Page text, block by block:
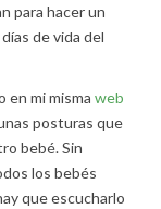
para hacer un
de vida del
en mi misma web
posturas que
bebé. Sin
los bebés
que escucharlo